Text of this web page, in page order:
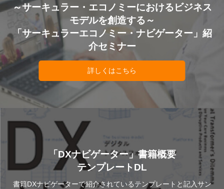
～サーキュラー・エコノミーにおけるビジネス
モデルを創造する～
「サーキュラーエコノミー・ナビゲーター」紹
介セミナー
詳しくはこちら
「DXナビゲーター」書籍概要
テンプレートDL
書籍DXナビゲーターで紹介されているテンプレートと記入サン